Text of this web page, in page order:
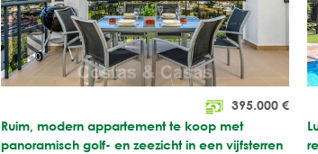
395.000 €
Ruim, modern appartement te koop met
panoramisch golf- en zeezicht in een vijfsterren